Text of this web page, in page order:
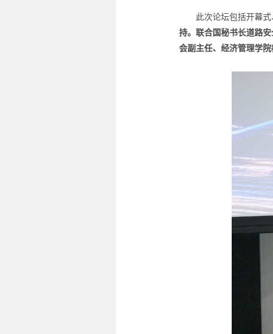
此次论坛包括开幕式
持。联合国秘书长道路
会副主任、经济管理学